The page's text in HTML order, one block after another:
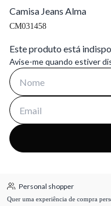
Camisa Jeans Alma
CM031458
Este produto está
Avise-me quando estiver
Personal shopper
Quer uma experiência de compra